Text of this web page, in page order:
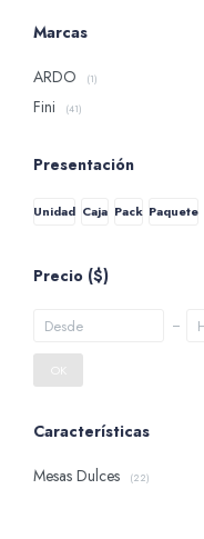
Marcas
ARDO
(1)
Fini (41)
Presentación
Unidad Caja Pack Paquete
Precio ($)
OK
Características
Mesas Dulces
(22)